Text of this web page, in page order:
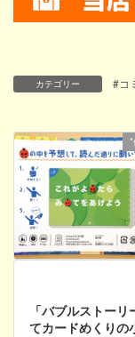
カテゴリー #コ
「バブルストー
てカードめくりの